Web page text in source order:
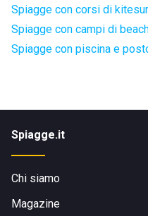
Spiagge con corsi di
Spiagge con campi di
Spiagge con piscina e
Spiagge.it
Chi siamo
Magazine